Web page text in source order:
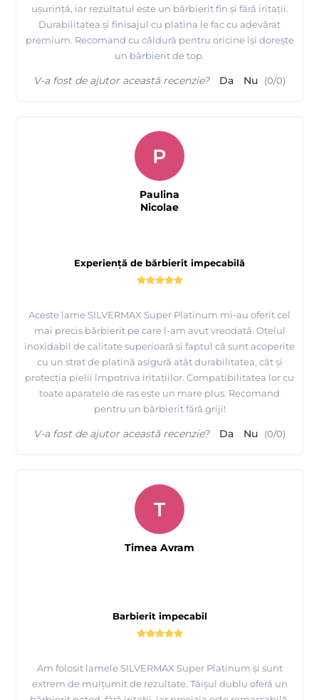
ușurință, iar rezultatul este un bărbierit fin și fără iritații.
Durabilitatea și finisajul cu platina le fac cu adevărat
premium. Recomand cu căldură pentru oricine își dorește
un bărbierit de top.
V-a fost de ajutor această recenzie? Da Nu (0/0)
Experiență de bărbierit impecabilă
Aceste lame SILVERMAX Super Platinum mi-au oferit cel
mai precis bărbierit pe care l-am avut vreodată. Oțelul
inoxidabil de calitate superioară și faptul că sunt acoperite
cu un strat de platină asigură atât durabilitatea, cât și
protecția pielii împotriva iritațiilor. Compatibilitatea lor cu
toate aparatele de ras este un mare plus. Recomand
pentru un bărbierit fără griji!
P
Paulina
Nicolae
V-a fost de ajutor această recenzie? Da Nu (0/0)
Barbierit impecabil
Am folosit lamele SILVERMAX Super Platinum și sunt
extrem de mulțumit de rezultate. Tăișul dublu oferă un
T
Timea Avram